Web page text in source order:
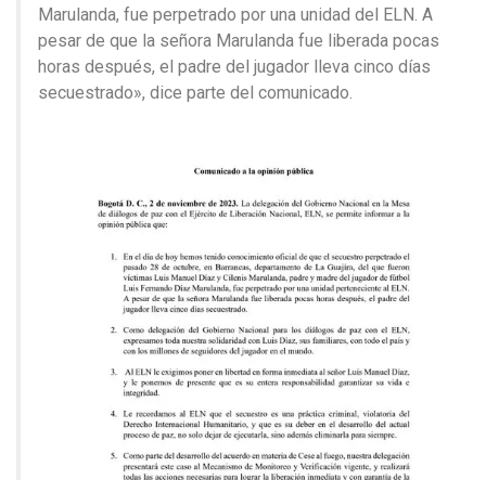
Marulanda, fue perpetrado por una unidad del ELN. A
pesar de que la señora Marulanda fue liberada pocas
horas después, el padre del jugador lleva cinco días
secuestrado», dice parte del comunicado.